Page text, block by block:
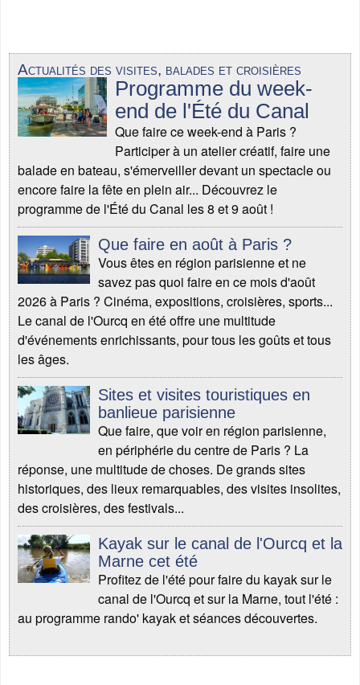
Actualités des visites, balades et croisières
Programme du week-
end de l'Été du Canal
Que faire ce week-end à Paris ?
Participer à un atelier créatif, faire une
balade en bateau, s'émerveiller devant un spectacle ou
encore faire la fête en plein air... Découvrez le
programme de l'Été du Canal les 8 et 9 août !
Que faire en août à Paris ?
Vous êtes en région parisienne et ne
savez pas quoi faire en ce mois d'août
2026 à Paris ? Cinéma, expositions, croisières, sports...
Le canal de l'Ourcq en été offre une multitude
d'événements enrichissants, pour tous les goûts et tous
les âges.
Sites et visites touristiques en
banlieue parisienne
Que faire, que voir en région parisienne,
en périphérie du centre de Paris ? La
réponse, une multitude de choses. De grands sites
historiques, des lieux remarquables, des visites insolites,
des croisières, des festivals...
Kayak sur le canal de l'Ourcq et la
Marne cet été
Profitez de l'été pour faire du kayak sur le
canal de l'Ourcq et sur la Marne, tout l'été :
au programme rando' kayak et séances découvertes.